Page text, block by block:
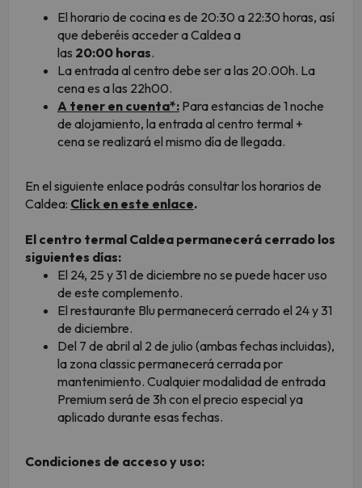
El horario de cocina es de 20:30 a 22:30 horas, así
que deberéis acceder a Caldea a
las 20:00 horas.
La entrada al centro debe ser a las 20.00h. La
cena es a las 22h00.
A tener en cuenta*: Para estancias de 1 noche
de alojamiento, la entrada al centro termal +
cena se realizará el mismo día de llegada.
En el siguiente enlace podrás consultar los horarios de
Caldea: Click en este enlace.
El centro termal Caldea permanecerá cerrado los
siguientes días:
El 24, 25 y 31 de diciembre no se puede hacer uso
de este complemento.
El restaurante Blu permanecerá cerrado el 24 y 31
de diciembre.
Del 7 de abril al 2 de julio (ambas fechas incluidas),
la zona classic permanecerá cerrada por
mantenimiento. Cualquier modalidad de entrada
Premium será de 3h con el precio especial ya
aplicado durante esas fechas.
Condiciones de acceso y uso: